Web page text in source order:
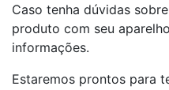
Caso tenha dúvidas
produto com seu
informações.
Estaremos prontos para